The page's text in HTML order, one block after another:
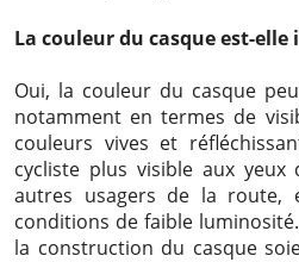
La couleur du casque est-
Oui, la couleur du casque
notamment en termes de
couleurs vives et
cycliste plus visible aux
autres usagers de la route,
conditions de faible
la construction du casque